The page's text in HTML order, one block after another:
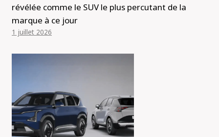
révélée comme le SUV le plus percutant de la
marque à ce jour
1 juillet 2026